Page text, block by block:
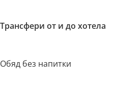
Трансфери от и до хотела
Обяд без напитки